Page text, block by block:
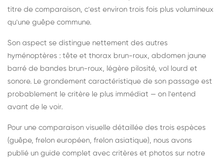
titre de comparaison, c'est environ trois fois plus volumineux
qu'une guêpe commune.
Son aspect se distingue nettement des autres
hyménoptères : tête et thorax brun-roux, abdomen jaune
barré de bandes brun-roux, légère pilosité, vol lourd et
sonore. Le grondement caractéristique de son passage est
probablement le critère le plus immédiat — on l'entend
avant de le voir.
Pour une comparaison visuelle détaillée des trois espèces
(guêpe, frelon européen, frelon asiatique), nous avons
publié un guide complet avec critères et photos sur notre